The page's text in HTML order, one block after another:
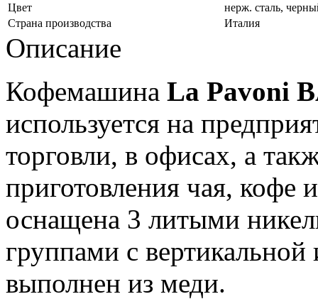
Цвет
нерж. сталь,
Страна производства
Италия
Описание
Кофемашина La Pavoni
используется на
торговли, в офисах, а
приготовления чая,
оснащена 3 литыми
группами с
выполнен из меди.